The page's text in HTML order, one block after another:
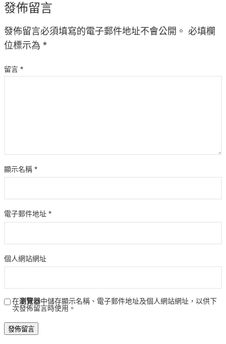
發佈留言
發佈留言必須填寫的電子郵件地址不會公開。 必填欄
位標示為 *
留言 *
顯示名稱 *
電子郵件地址 *
個人網站網址
在瀏覽器中儲存顯示名稱、電子郵件地址及個人網站網址，以供下
次發佈留言時使用。